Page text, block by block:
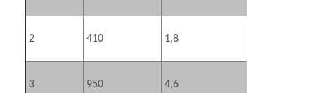
2 410 1,8
3 950 4,6